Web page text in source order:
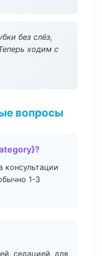
без слёз,
ходим с
вопросы
консультации
1-3
седацией, для